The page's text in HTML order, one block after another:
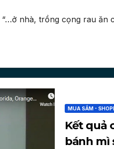
nhà, trồng cọng rau ăn
MUA SẮM -
Kết quả
bánh mì